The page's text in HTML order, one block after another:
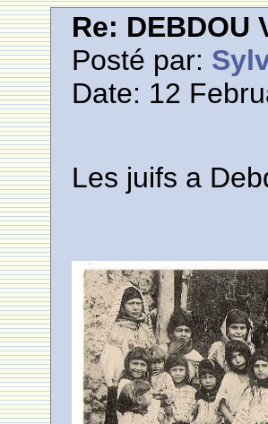
Re: DEBDOU
Posté par:
Date: 12
Les juifs a